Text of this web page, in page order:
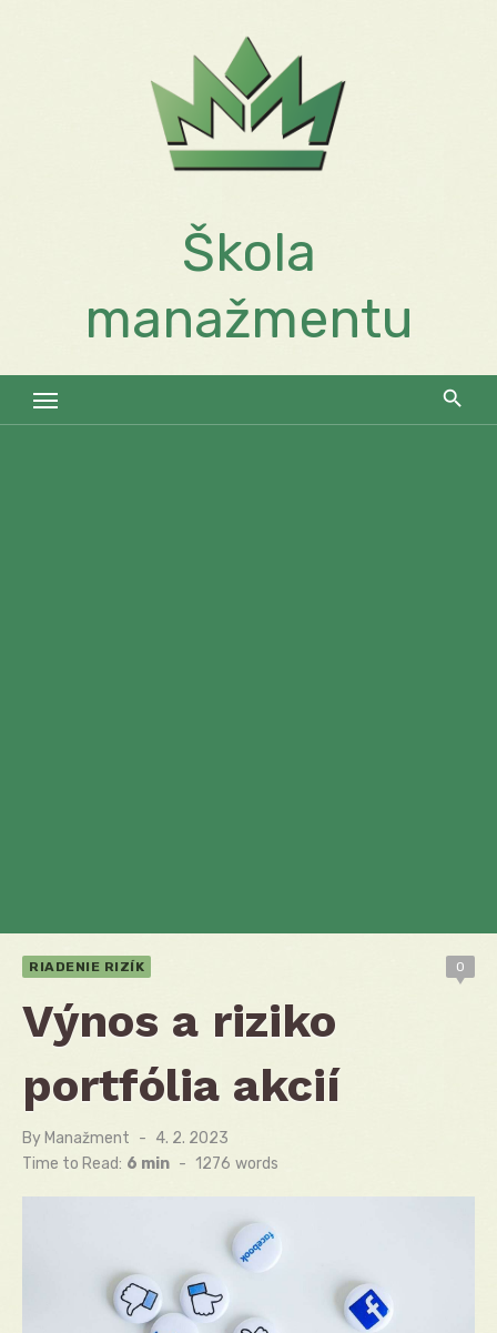
Škola
manažmentu
RIADENIE RIZÍK 0
Výnos a riziko
portfólia akcií
By Manažment
Posted
on
4. 2. 2023
Time to Read: 6 min - 1276 words